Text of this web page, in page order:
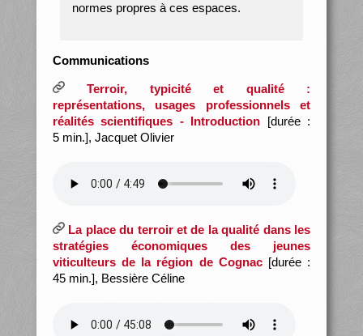
normes propres à ces espaces.
Communications
Terroir, typicité et qualité :
représentations, usages professionnels et
réalités scientifiques - Introduction [durée :
5 min.], Jacquet Olivier
La place du terroir et de la qualité dans les
stratégies économiques des jeunes
viticulteurs de la région de Cognac[durée :
45 min.], Bessière Céline